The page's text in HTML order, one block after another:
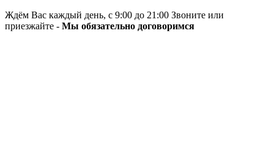
Ждём Вас каждый день, с 9:00 до 21:00 Звоните или
приезжайте - Мы обязательно договоримся